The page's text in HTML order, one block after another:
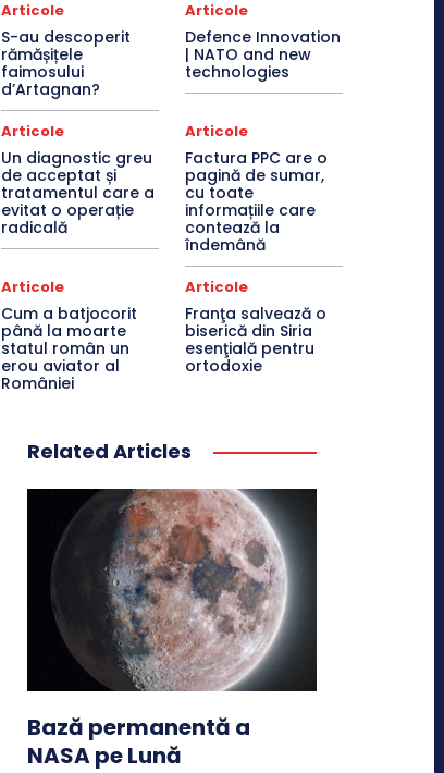
Articole
S-au descoperit
rămășițele
faimosului
d’Artagnan?
Articole
Defence Innovation
| NATO and new
technologies
Articole
Un diagnostic greu
de acceptat și
tratamentul care a
evitat o operație
radicală
Articole
Factura PPC are o
pagină de sumar,
cu toate
informațiile care
contează la
îndemână
Articole
Cum a batjocorit
până la moarte
statul român un
erou aviator al
României
Articole
Franţa salvează o
biserică din Siria
esenţială pentru
ortodoxie
Related Articles
Bază permanentă a
NASA pe Lună